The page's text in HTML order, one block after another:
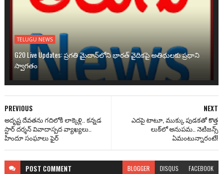
TELUGU NEWS
G20 Live Updates: ప్రగతి మైదాన్‌లోని భారత్ వైదికపై అతిథులకు ప్రధాని
స్వాగతం
NEXT
ఎద‌పై టాటూ, ముక్కు పుడ‌క‌తో కొత్త
లుక్‌లో అనుప‌మ.. నెటిజ‌న్స్
ఏమంటున్నారంటే!
PREVIOUS
అదృష్ట దేవ‌త‌ను గ‌దిలోకి లాక్కెళ్లి.. క‌న్న‌డ
స్టార్ ద‌ర్శ‌న్ వివాదాస్ప‌ద వ్యాఖ్య‌లు..
హిందూ సంఘాలు ఫైర్‌
POST COMMENT BLOGGER DISQUS FACEBOOK